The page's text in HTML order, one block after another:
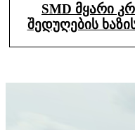
SMD მყარი
შედუღების